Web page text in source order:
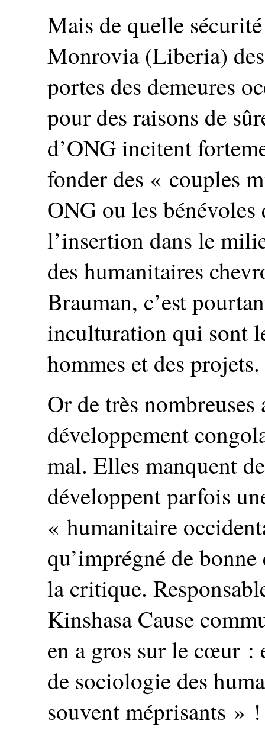
Mais de quelle
Monrovia (Liberia)
portes des demeures
pour des raisons de
d’ONG incitent
fonder des « couples
ONG ou les
l’insertion dans le
des humanitaires
Brauman, c’est
inculturation qui sont
hommes et des projets.
Or de très
développement
mal. Elles manquent
développent parfois
« humanitaire
qu’imprégné de
la critique.
Kinshasa Cause
en a gros sur le cœur :
de sociologie des
souvent méprisants » !